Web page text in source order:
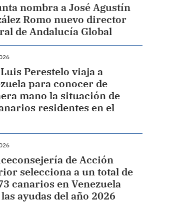
nombra a José Agustín
Romo nuevo director
de Andalucía Global
Perestelo viaja a
para conocer de
mano la situación de
residentes en el
de Acción
selecciona a un total de
canarios en Venezuela
ayudas del año 2026